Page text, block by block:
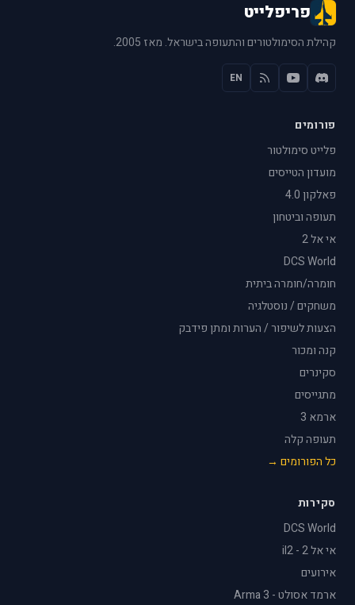
פריפלייט
קהילת הסימולטורים והתעופה בישראל. מאז 2005.
EN
פורומים
פלייט סימולטור
מועדון הטייסים
פאלקון 4.0
תעופה וביטחון
אי אל 2
DCS World
חומרה/חומרה ביתית
משחקים / נוסטלגיה
הצעות לשיפור / הערות ומתן פידבק
קנה ומכור
סקינרים
מתגייסים
ארמא 3
תעופה קלה
כל הפורומים →
סקירות
DCS World
אי אל 2 - il2
אירועים
ארמד אסולט - Arma 3